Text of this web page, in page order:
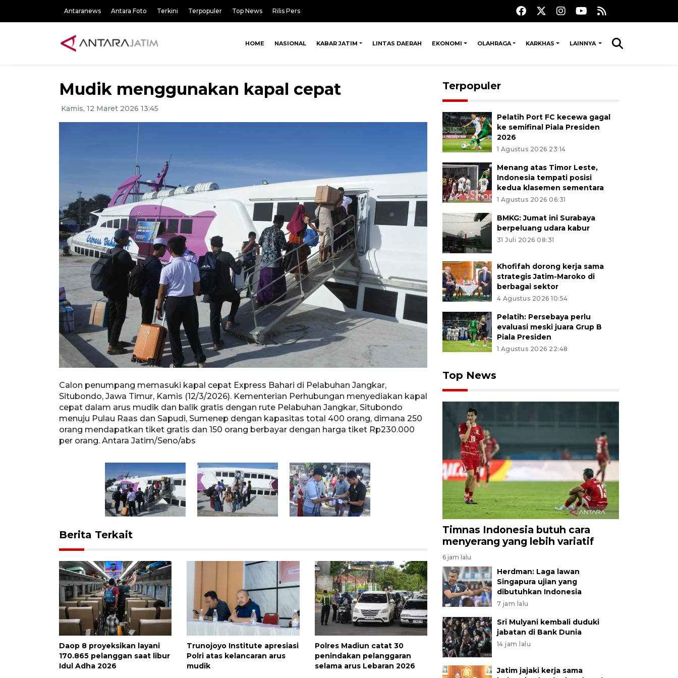
Antaranews Antara Foto Terkini Terpopuler Top News Rilis Pers
HOME NASIONAL KABAR JATIM LINTAS DAERAH EKONOMI OLAHRAGA KARKHAS LAINNYA
Mudik menggunakan kapal cepat
Kamis, 12 Maret 2026 13:45
Calon penumpang memasuki kapal cepat Express Bahari di Pelabuhan Jangkar,
Situbondo, Jawa Timur, Kamis (12/3/2026). Kementerian Perhubungan menyediakan kapal
cepat dalam arus mudik dan balik gratis dengan rute Pelabuhan Jangkar, Situbondo
menuju Pulau Raas dan Sapudi, Sumenep dengan kapasitas total 400 orang, dimana 250
orang mendapatkan tiket gratis dan 150 orang berbayar dengan harga tiket Rp230.000
per orang. Antara Jatim/Seno/abs
cepat dalam arus mudik dan balik gratis dengan rute
menuju Pulau Raas dan Sapudi, Sumenep dengan
orang mendapatkan tiket gratis dan 150 orang berbayar
per orang. Antara Jatim/Seno/abs
Berita Terkait
Daop 8 proyeksikan layani
170.865 pelanggan saat libur
Idul Adha 2026
Trunojoyo Institute apresiasi
Polri atas kelancaran arus
mudik
Polres Madiun catat 30
penindakan pelanggaran
selama arus Lebaran 2026
Terpopuler
Pelatih Port FC kecewa gagal
ke semifinal Piala Presiden
2026
1 Agustus 2026 23:14
Menang atas Timor Leste,
Indonesia tempati posisi
kedua klasemen sementara
1 Agustus 2026 06:31
BMKG: Jumat ini Surabaya
berpeluang udara kabur
31 Juli 2026 08:31
Khofifah dorong kerja sama
strategis Jatim-Maroko di
berbagai sektor
4 Agustus 2026 10:54
Pelatih: Persebaya perlu
evaluasi meski juara Grup B
Piala Presiden
1 Agustus 2026 22:48
Top News
Timnas Indonesia butuh cara
menyerang yang lebih variatif
6 jam lalu
Herdman: Laga lawan
Singapura ujian yang
dibutuhkan Indonesia
7 jam lalu
Sri Mulyani kembali duduki
jabatan di Bank Dunia
14 jam lalu
Jatim jajaki kerja sama